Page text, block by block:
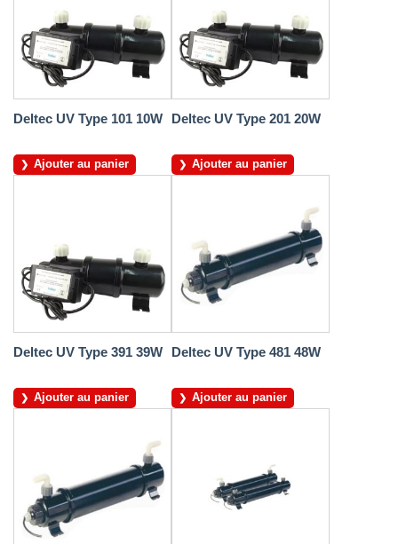
Deltec UV Type 101 10W
Ajouter au panier
Deltec UV Type 201 20W
Ajouter au panier
Deltec UV Type 391 39W
Ajouter au panier
Deltec UV Type 481 48W
Ajouter au panier